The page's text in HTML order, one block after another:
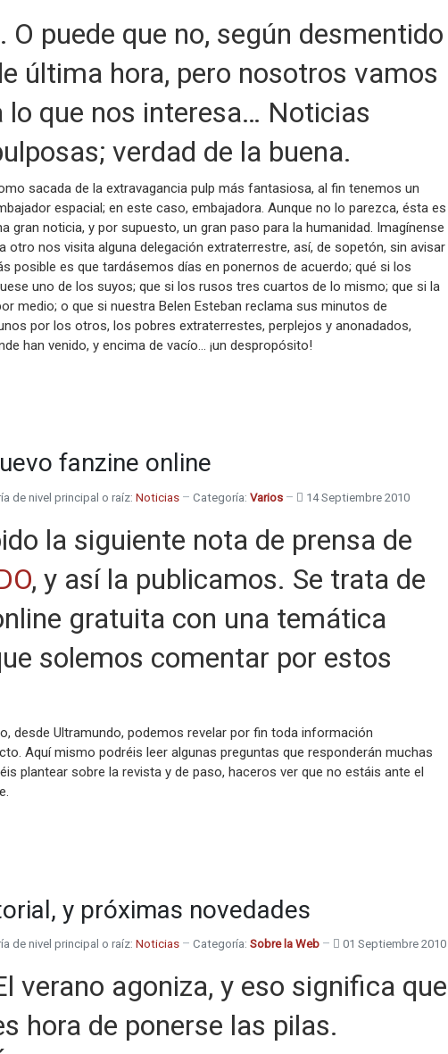
O puede que no, según desmentido
última hora, pero nosotros vamos
lo que nos interesa… Noticias
verdad de la buena.
sacada de la extravagancia pulp más fantasiosa, al fin tenemos un
espacial; en este caso, embajadora. Aunque no lo parezca, ésta es
gran noticia, y por supuesto, un gran paso para la humanidad. Imagínense
otro nos visita alguna delegación extraterrestre, así, de sopetón, sin avisar
posible es que tardásemos días en ponernos de acuerdo; qué si los
uno de los suyos; que si los rusos tres cuartos de lo mismo; que si la
medio; o que si nuestra Belen Esteban reclama sus minutos de
por los otros, los pobres extraterrestes, perplejos y anonadados,
han venido, y encima de vacío… ¡un despropósito!
fanzine online
de nivel principal o raíz: Noticias Categoría: Varios 14 Septiembre 2010
la siguiente nota de prensa de
, y así la publicamos. Se trata de
gratuita con una temática
solemos comentar por estos
desde Ultramundo, podemos revelar por fin toda información
Aquí mismo podréis leer algunas preguntas que responderán muchas
plantear sobre la revista y de paso, haceros ver que no estáis ante el
y próximas novedades
de nivel principal o raíz: Noticias Categoría: Sobre la Web 01 Septiembre 2010
verano agoniza, y eso significa que
hora de ponerse las pilas.